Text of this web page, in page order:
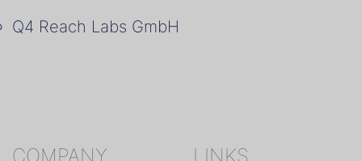
Q4 Reach Labs GmbH
COMPANY LINKS